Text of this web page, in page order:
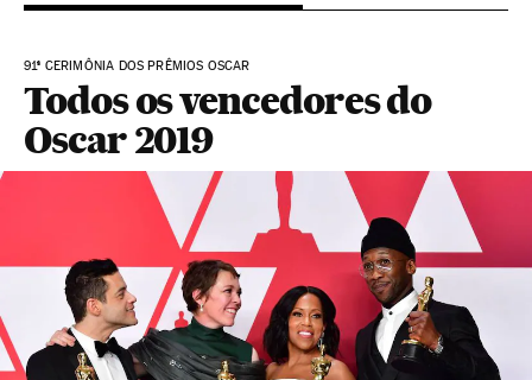
91ª CERIMÔNIA DOS PRÊMIOS OSCAR
Todos os vencedores do
Oscar 2019